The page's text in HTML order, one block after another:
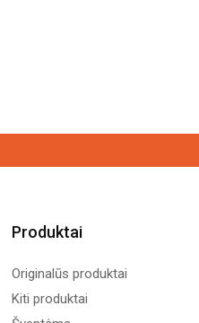
Produktai
Originalūs produktai
Kiti produktai